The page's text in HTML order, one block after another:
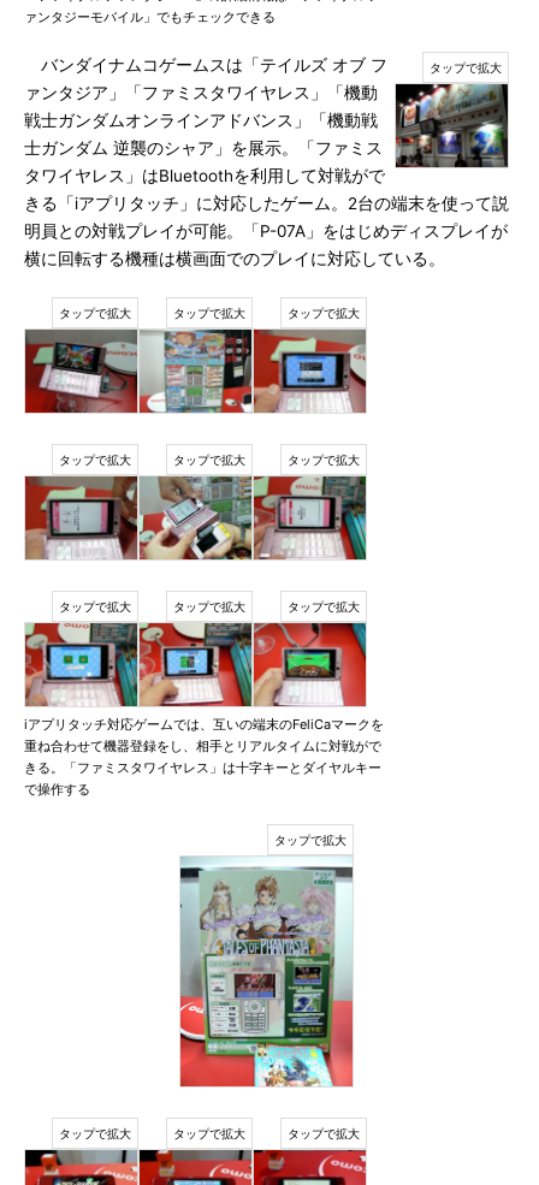
ァンタジーモバイル」でもチェックできる
バンダイナムコゲームスは「テイルズ オブ フ
ァンタジア」「ファミスタワイヤレス」「機動
戦士ガンダムオンラインアドバンス」「機動戦
士ガンダム 逆襲のシャア」を展示。「ファミス
タワイヤレス」はBluetoothを利用して対戦がで
きる「iアプリタッチ」に対応したゲーム。2台の端末を使って説
明員との対戦プレイが可能。「P-07A」をはじめディスプレイが
横に回転する機種は横画面でのプレイに対応している。
iアプリタッチ対応ゲームでは、互いの端末のFeliCaマークを
重ね合わせて機器登録をし、相手とリアルタイムに対戦がで
きる。「ファミスタワイヤレス」は十字キーとダイヤルキー
で操作する